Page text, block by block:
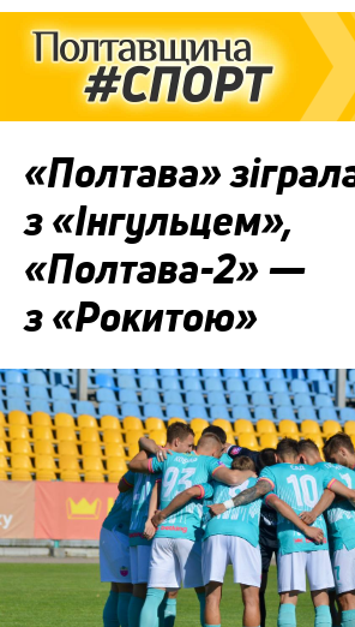
«Полтава»
з «Інгульцем»,
«Полтава-2» —
з «Рокитою»